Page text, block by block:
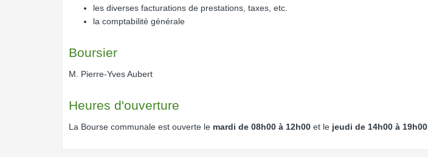
les diverses facturations de prestations, taxes, etc.
la comptabilité générale
Boursier
M. Pierre-Yves Aubert
Heures d'ouverture
La Bourse communale est ouverte le mardi de 08h00 à 12h00 et le jeudi de 14h00 à 19h00